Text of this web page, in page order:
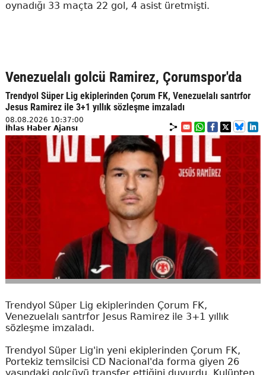
oynadığı 33 maçta 22 gol, 4 asist üretmişti.
Venezuelalı golcü Ramirez, Çorumspor'da
Trendyol Süper Lig ekiplerinden Çorum FK, Venezuelalı santrfor
Jesus Ramirez ile 3+1 yıllık sözleşme imzaladı
08.08.2026 10:37:00
İhlas Haber Ajansı
Trendyol Süper Lig ekiplerinden Çorum FK,
Venezuelalı santrfor Jesus Ramirez ile 3+1 yıllık
sözleşme imzaladı.
Trendyol Süper Lig'in yeni ekiplerinden Çorum FK,
Portekiz temsilcisi CD Nacional'da forma giyen 26